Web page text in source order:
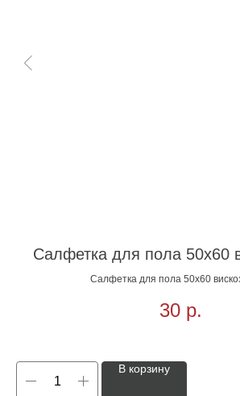
Салфетка для пола 50х60
Салфетка для пола 50х60
30 р.
В корзину